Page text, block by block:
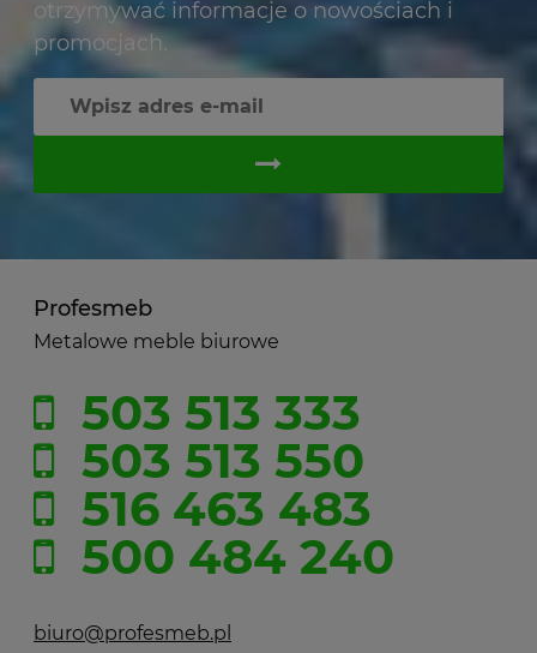
otrzymywać informacje o nowościach i
promocjach.
Profesmeb
Metalowe meble biurowe
503 513 333
503 513 550
516 463 483
500 484 240
biuro@profesmeb.pl